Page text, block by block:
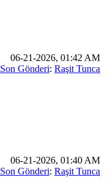
06-21-2026, 01:42 AM
Son Gönderi: Raşit Tunca
06-21-2026, 01:40 AM
Son Gönderi: Raşit Tunca